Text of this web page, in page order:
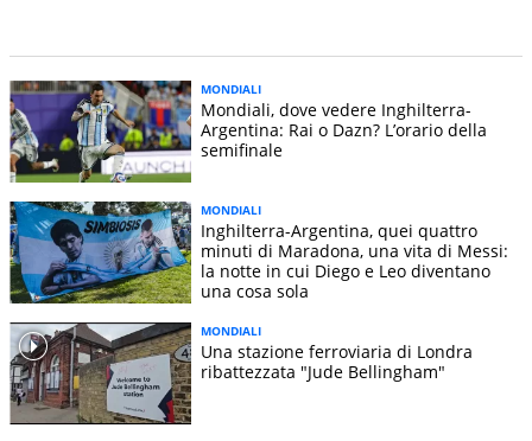
MONDIALI
Mondiali, dove vedere Inghilterra-
Argentina: Rai o Dazn? L’orario della
semifinale
MONDIALI
Inghilterra-Argentina, quei quattro
minuti di Maradona, una vita di Messi:
la notte in cui Diego e Leo diventano
una cosa sola
MONDIALI
Una stazione ferroviaria di Londra
ribattezzata "Jude Bellingham"